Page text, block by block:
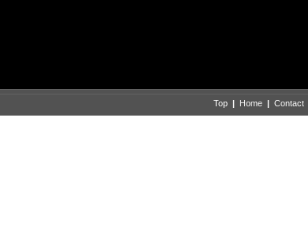
Top | Home | Contact